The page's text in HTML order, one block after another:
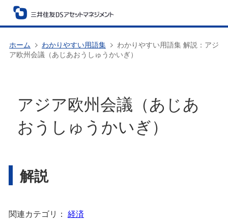
ホーム わかりやすい用語集
わかりやすい用語集 解説：アジ
ア欧州会議（あじあおうしゅうかいぎ）
アジア欧州会議（あじあ
おうしゅうかいぎ）
解説
関連カテゴリ： 経済